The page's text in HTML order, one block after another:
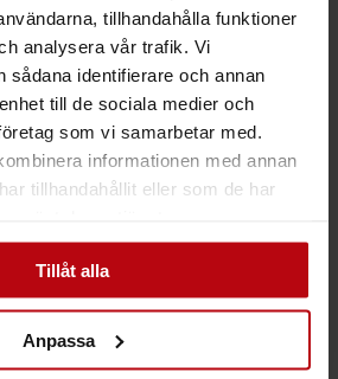
tillhandahålla funktioner
analysera vår trafik. Vi
sådana identifierare och annan
till de sociala medier och
som vi samarbetar med.
informationen med annan
tillhandahållit eller som de har
Tillåt alla
Anpassa
HÄFTPRIMER